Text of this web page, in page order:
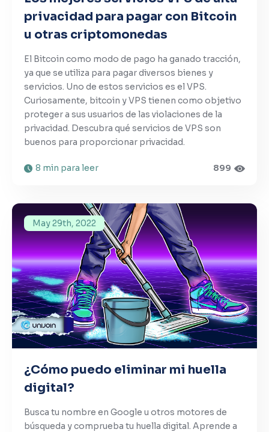
privacidad para pagar con Bitcoin
u otras criptomonedas
El Bitcoin como modo de pago ha ganado tracción,
ya que se utiliza para pagar diversos bienes y
servicios. Uno de estos servicios es el VPS.
Curiosamente, bitcoin y VPS tienen como objetivo
proteger a sus usuarios de las violaciones de la
privacidad. Descubra qué servicios de VPS son
buenos para proporcionar privacidad.
8 min para leer 899
May 29th, 2022
¿Cómo puedo eliminar mi huella
digital?
Busca tu nombre en Google u otros motores de
búsqueda y comprueba tu huella digital. Aprende a